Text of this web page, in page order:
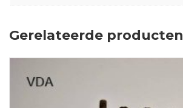
Gerelateerde producten